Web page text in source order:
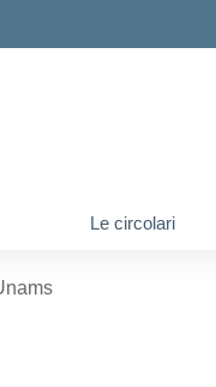
Le circolari